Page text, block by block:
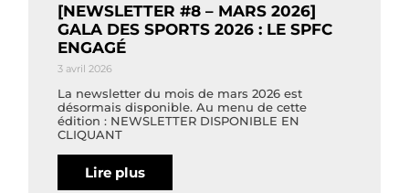
[NEWSLETTER #8 – MARS 2026]
GALA DES SPORTS 2026 : LE SPFC
ENGAGÉ
3 avril 2026
La newsletter du mois de mars 2026 est
désormais disponible. Au menu de cette
édition : NEWSLETTER DISPONIBLE EN
CLIQUANT
Lire plus